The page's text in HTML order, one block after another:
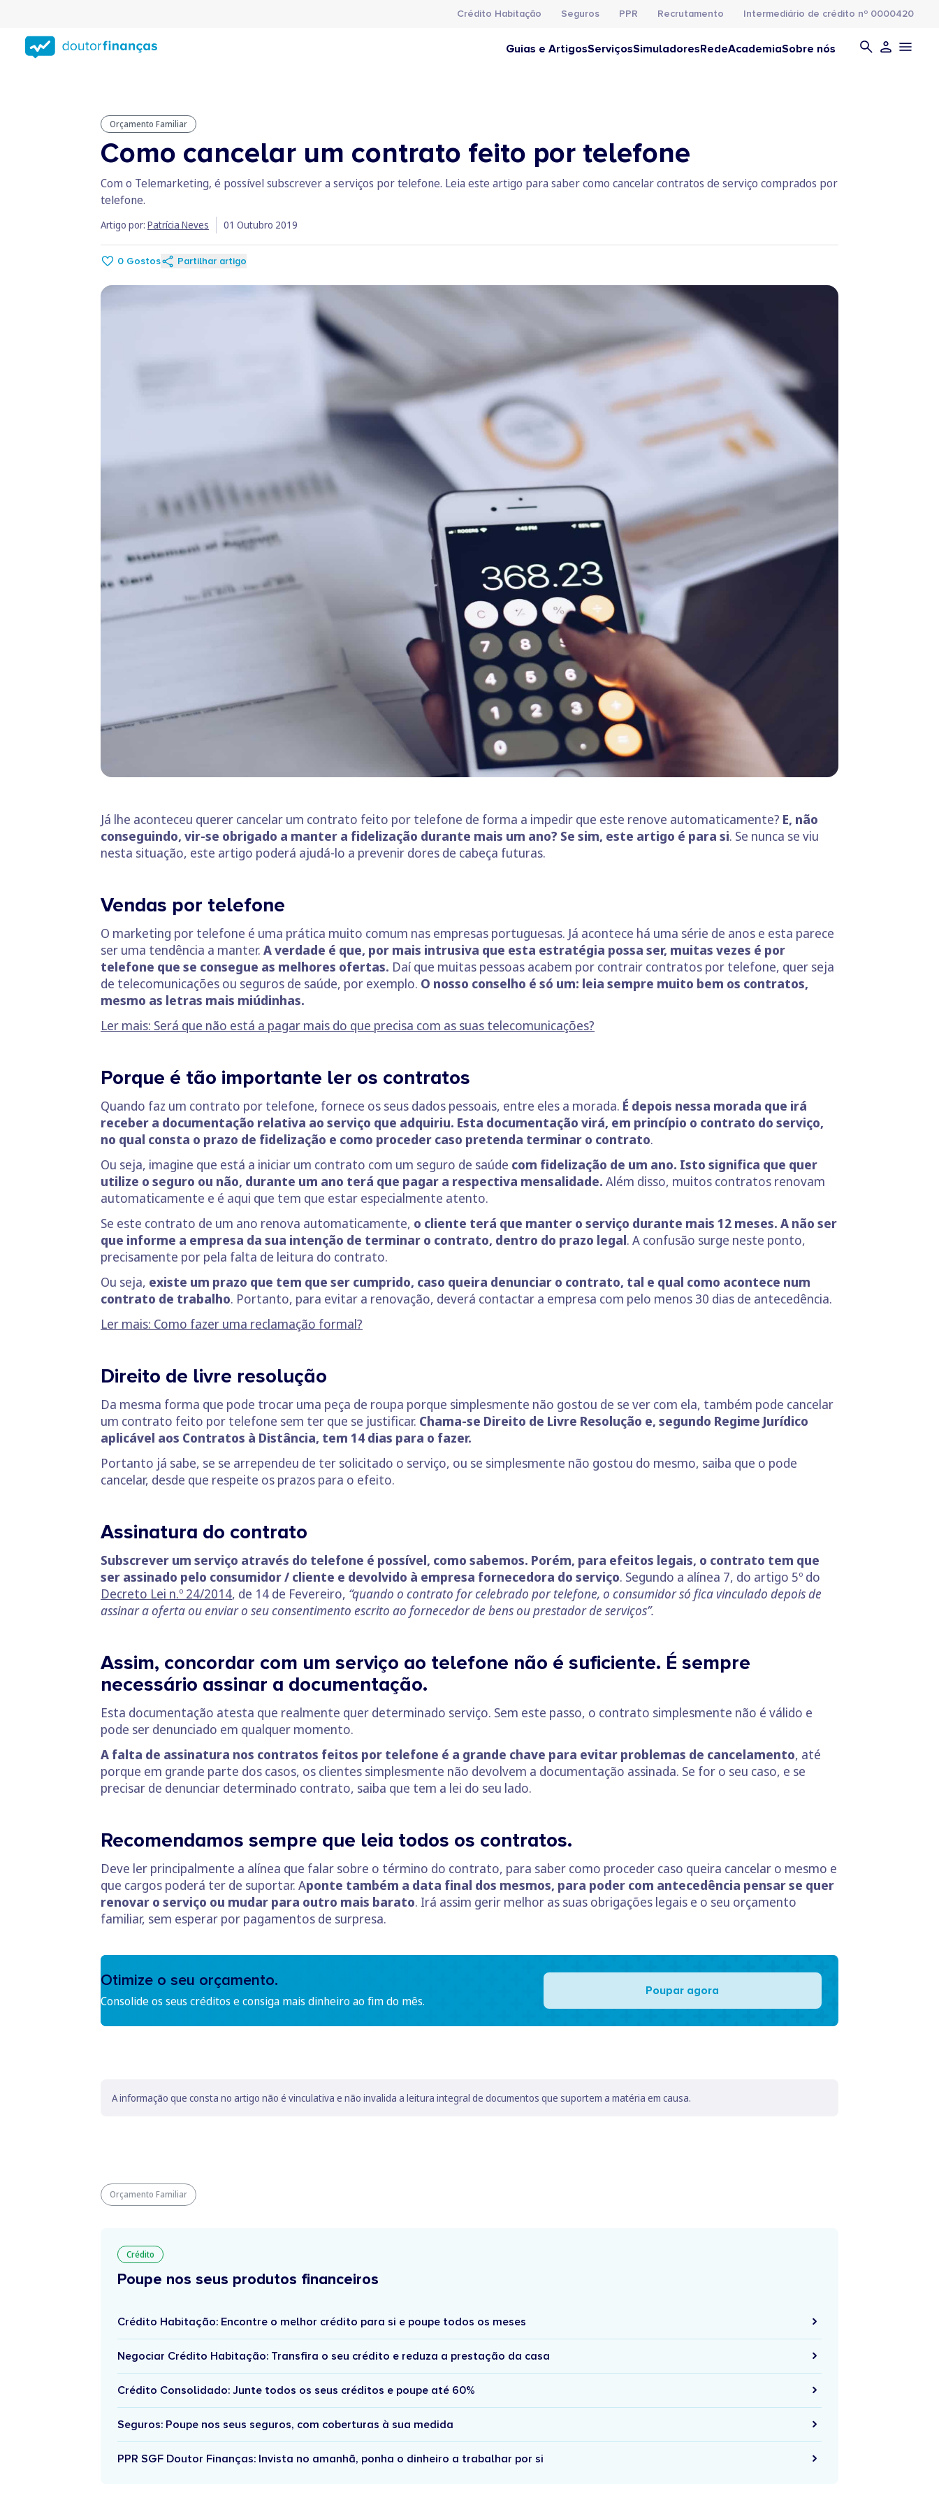
conteúdo
principal
Crédito Habitação Seguros PPR Recrutamento Intermediário de crédito nº 0000420
Guias e ArtigosServiçosSimuladoresRedeAcademiaSobre nós
Orçamento Familiar
Como cancelar um contrato feito por telefone
Com o Telemarketing, é possível subscrever a serviços por telefone. Leia este artigo para saber como cancelar contratos de serviço comprados por
telefone.
Artigo por: Patrícia Neves 01 Outubro 2019
0 Gostos Partilhar artigo
Já lhe aconteceu querer cancelar um contrato feito por telefone de forma a impedir que este renove automaticamente? E, não
conseguindo, vir-se obrigado a manter a fidelização durante mais um ano? Se sim, este artigo é para si. Se nunca se viu
nesta situação, este artigo poderá ajudá-lo a prevenir dores de cabeça futuras.
Vendas por telefone
O marketing por telefone é uma prática muito comum nas empresas portuguesas. Já acontece há uma série de anos e esta parece
ser uma tendência a manter. A verdade é que, por mais intrusiva que esta estratégia possa ser, muitas vezes é por
telefone que se consegue as melhores ofertas. Daí que muitas pessoas acabem por contrair contratos por telefone, quer seja
de telecomunicações ou seguros de saúde, por exemplo. O nosso conselho é só um: leia sempre muito bem os contratos,
mesmo as letras mais miúdinhas.
Ler mais: Será que não está a pagar mais do que precisa com as suas telecomunicações?
Porque é tão importante ler os contratos
Quando faz um contrato por telefone, fornece os seus dados pessoais, entre eles a morada. É depois nessa morada que irá
receber a documentação relativa ao serviço que adquiriu. Esta documentação virá, em princípio o contrato do serviço,
no qual consta o prazo de fidelização e como proceder caso pretenda terminar o contrato.
Ou seja, imagine que está a iniciar um contrato com um seguro de saúde com fidelização de um ano. Isto significa que quer
utilize o seguro ou não, durante um ano terá que pagar a respectiva mensalidade. Além disso, muitos contratos renovam
automaticamente e é aqui que tem que estar especialmente atento.
Se este contrato de um ano renova automaticamente, o cliente terá que manter o serviço durante mais 12 meses. A não ser
que informe a empresa da sua intenção de terminar o contrato, dentro do prazo legal. A confusão surge neste ponto,
precisamente por pela falta de leitura do contrato.
Ou seja, existe um prazo que tem que ser cumprido, caso queira denunciar o contrato, tal e qual como acontece num
contrato de trabalho. Portanto, para evitar a renovação, deverá contactar a empresa com pelo menos 30 dias de antecedência.
Ler mais: Como fazer uma reclamação formal?
Direito de livre resolução
Da mesma forma que pode trocar uma peça de roupa porque simplesmente não gostou de se ver com ela, também pode cancelar
um contrato feito por telefone sem ter que se justificar. Chama-se Direito de Livre Resolução e, segundo Regime Jurídico
aplicável aos Contratos à Distância, tem 14 dias para o fazer.
Portanto já sabe, se se arrependeu de ter solicitado o serviço, ou se simplesmente não gostou do mesmo, saiba que o pode
cancelar, desde que respeite os prazos para o efeito.
Assinatura do contrato
Subscrever um serviço através do telefone é possível, como sabemos. Porém, para efeitos legais, o contrato tem que
ser assinado pelo consumidor / cliente e devolvido à empresa fornecedora do serviço. Segundo a alínea 7, do artigo 5º do
Decreto Lei n.º 24/2014, de 14 de Fevereiro, “quando o contrato for celebrado por telefone, o consumidor só fica vinculado depois de
assinar a oferta ou enviar o seu consentimento escrito ao fornecedor de bens ou prestador de serviços”.
Assim, concordar com um serviço ao telefone não é suficiente. É sempre
necessário assinar a documentação.
Esta documentação atesta que realmente quer determinado serviço. Sem este passo, o contrato simplesmente não é válido e
pode ser denunciado em qualquer momento.
A falta de assinatura nos contratos feitos por telefone é a grande chave para evitar problemas de cancelamento, até
porque em grande parte dos casos, os clientes simplesmente não devolvem a documentação assinada. Se for o seu caso, e se
precisar de denunciar determinado contrato, saiba que tem a lei do seu lado.
Recomendamos sempre que leia todos os contratos.
Deve ler principalmente a alínea que falar sobre o término do contrato, para saber como proceder caso queira cancelar o mesmo e
que cargos poderá ter de suportar. Aponte também a data final dos mesmos, para poder com antecedência pensar se quer
renovar o serviço ou mudar para outro mais barato. Irá assim gerir melhor as suas obrigações legais e o seu orçamento
familiar, sem esperar por pagamentos de surpresa.
Otimize o seu orçamento.
Consolide os seus créditos e consiga mais dinheiro ao fim do mês.
Poupar agora
A informação que consta no artigo não é vinculativa e não invalida a leitura integral de documentos que suportem a matéria em causa.
Orçamento Familiar
Crédito
Poupe nos seus produtos financeiros
Crédito Habitação: Encontre o melhor crédito para si e poupe todos os meses
Negociar Crédito Habitação: Transfira o seu crédito e reduza a prestação da casa
Crédito Consolidado: Junte todos os seus créditos e poupe até 60%
Seguros: Poupe nos seus seguros, com coberturas à sua medida
PPR SGF Doutor Finanças: Invista no amanhã, ponha o dinheiro a trabalhar por si